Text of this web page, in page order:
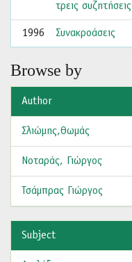
τρεις συζητήσεις
1996 Συνακροάσεις
Browse by
Author
Σλιώμης,Θωμάς
Νοταράς, Γιώργος
Τσάμπρας Γιώργος
Subject